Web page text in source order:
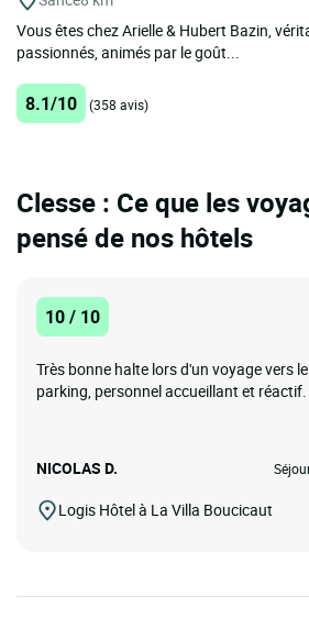
Vous êtes chez Arielle & Hubert Bazin,
passionnés, animés par le goût...
8.1/10 (358 avis)
Clesse : Ce que les
pensé de nos hôtels
10 / 10
Très bonne halte lors d'un voyage vers
parking, personnel accueillant et réactif.
NICOLAS D.
Logis Hôtel à La Villa Boucicaut